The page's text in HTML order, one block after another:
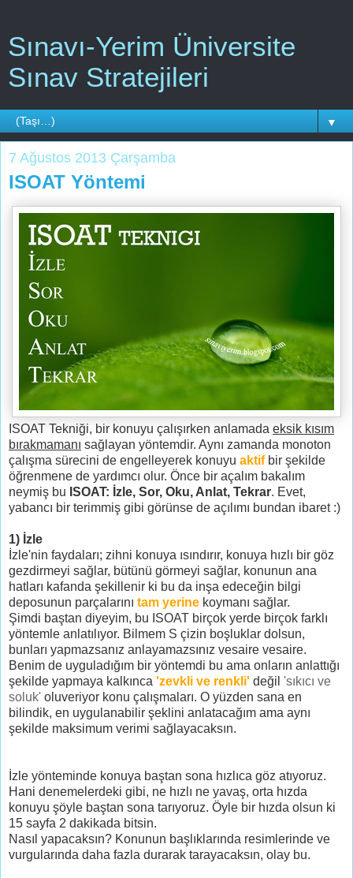
Sınavı-Yerim Üniversite
Sınav Stratejileri
▼
7 Ağustos 2013 Çarşamba
ISOAT Yöntemi
ISOAT Tekniği, bir konuyu çalışırken anlamada eksik kısım
bırakmamanı sağlayan yöntemdir. Aynı zamanda monoton
çalışma sürecini de engelleyerek konuyu aktifbir şekilde
öğrenmene de yardımcı olur. Önce bir açalım bakalım
neymiş bu ISOAT: İzle, Sor, Oku, Anlat, Tekrar. Evet,
yabancı bir terimmiş gibi görünse de açılımı bundan ibaret :)
1) İzle
İzle'nin faydaları; zihni konuya ısındırır, konuya hızlı bir göz
gezdirmeyi sağlar, bütünü görmeyi sağlar, konunun ana
hatları kafanda şekillenir ki bu da inşa edeceğin bilgi
deposunun parçalarını tam yerine koymanı sağlar.
Şimdi baştan diyeyim, bu ISOAT birçok yerde birçok farklı
yöntemle anlatılıyor. Bilmem S çizin boşluklar dolsun,
bunları yapmazsanız anlayamazsınız vesaire vesaire.
Benim de uyguladığım bir yöntemdi bu ama onların anlattığı
şekilde yapmaya kalkınca 'zevkli ve renkli' değil 'sıkıcı ve
soluk' oluveriyor konu çalışmaları. O yüzden sana en
bilindik, en uygulanabilir şeklini anlatacağım ama aynı
şekilde maksimum verimi sağlayacaksın.
İzle yönteminde konuya baştan sona hızlıca göz atıyoruz.
Hani denemelerdeki gibi, ne hızlı ne yavaş, orta hızda
konuyu şöyle baştan sona tarıyoruz. Öyle bir hızda olsun ki
15 sayfa 2 dakikada bitsin.
Nasıl yapacaksın? Konunun başlıklarında resimlerinde ve
vurgularında daha fazla durarak tarayacaksın, olay bu.